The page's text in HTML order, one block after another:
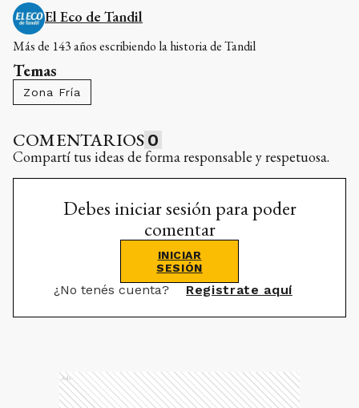
El Eco de Tandil
Más de 143 años escribiendo la historia de Tandil
Temas
Zona Fría
COMENTARIOS 0
Compartí tus ideas de forma responsable y respetuosa.
Debes iniciar sesión para poder
comentar
INICIAR
SESIÓN
¿No tenés cuenta? Registrate aquí
Ads